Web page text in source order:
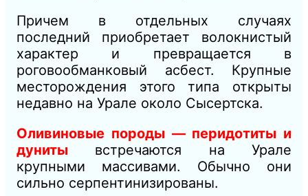
Причем в отдельных случаях
последний приобретает волокнистый
характер и превращается в
роговообманковый асбест. Крупные
месторождения этого типа открыты
недавно на Урале около Сысертска.
Оливиновые породы — перидотиты и
дуниты встречаются на Урале
крупными массивами. Обычно они
сильно серпентинизированы.